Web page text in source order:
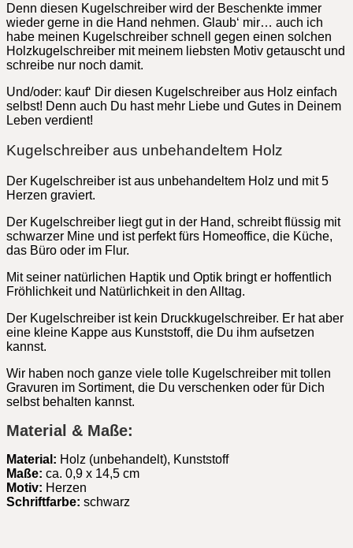
Denn diesen Kugelschreiber wird der Beschenkte immer
wieder gerne in die Hand nehmen. Glaub‘ mir… auch ich
habe meinen Kugelschreiber schnell gegen einen solchen
Holzkugelschreiber mit meinem liebsten Motiv getauscht und
schreibe nur noch damit.
Und/oder: kauf‘ Dir diesen Kugelschreiber aus Holz einfach
selbst! Denn auch Du hast mehr Liebe und Gutes in Deinem
Leben verdient!
Kugelschreiber aus unbehandeltem Holz
Der Kugelschreiber ist aus unbehandeltem Holz und mit 5
Herzen graviert.
Der Kugelschreiber liegt gut in der Hand, schreibt flüssig mit
schwarzer Mine und ist perfekt fürs Homeoffice, die Küche,
das Büro oder im Flur.
Mit seiner natürlichen Haptik und Optik bringt er hoffentlich
Fröhlichkeit und Natürlichkeit in den Alltag.
Der Kugelschreiber ist kein Druckkugelschreiber. Er hat aber
eine kleine Kappe aus Kunststoff, die Du ihm aufsetzen
kannst.
Wir haben noch ganze viele tolle Kugelschreiber mit tollen
Gravuren im Sortiment, die Du verschenken oder für Dich
selbst behalten kannst.
Material & Maße:
Material: Holz (unbehandelt), Kunststoff
Maße: ca. 0,9 x 14,5 cm
Motiv: Herzen
Schriftfarbe: schwarz